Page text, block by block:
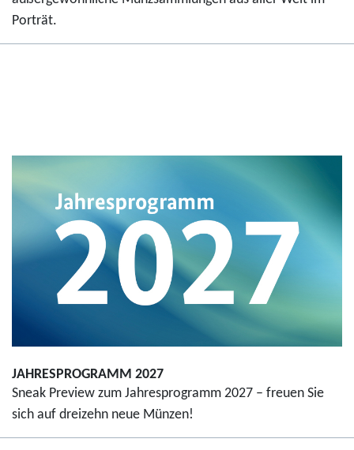
Porträt.
JAHRESPROGRAMM 2027
Sneak Preview zum Jahresprogramm 2027 – freuen Sie
sich auf dreizehn neue Münzen!